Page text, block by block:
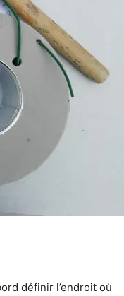
définir l’endroit où